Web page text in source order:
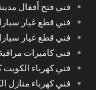
فني فتح أقفال
فني قطع غيار
فني قطع غيار
فني كاميرات مراقبة
فني كهرباء الكويت
فني كهرباء منازل الكويت